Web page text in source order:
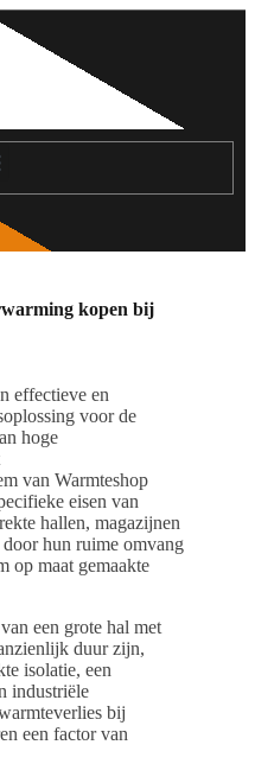
kopen bij
effectieve en
voor de
hoge
van Warmteshop
eisen van
hallen, magazijnen
door hun ruime omvang
op maat gemaakte
een grote hal met
duur zijn,
isolatie, een
industriële
bij
een factor van